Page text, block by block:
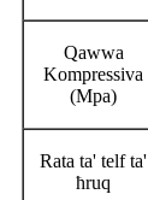
Qawwa
Kompressiva
(Mpa)
Rata ta' telf ta'
ħruq